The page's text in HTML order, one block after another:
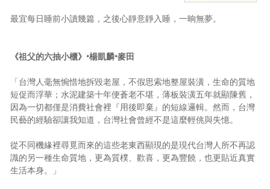
最宜每日睡前小讀幾篇，之後心靜意靜入睡，一晌無夢。
《祖父的六抽小櫃》•楊凱麟•麥田
「台灣人毫無惋惜地拆毀老屋，不假思索地整屋裝潢，生命的質地
短促而浮華；水泥建築十年便蒼老不堪，薄板裝潢五年就顯陳舊，
因為一切都僅是消費社會裡『用後即棄』的短線邏輯。然而，台灣
民藝的經驗卻讓我知道，台灣社會曾經不是這麼輕佻與失憶。
從不同機緣裡尋覓而來的這些老東西顯現的是現代台灣人所不再認
識的另一種生命質地，更為質樸、歡喜，更為豐饒，也更貼近真實
生活本身。」